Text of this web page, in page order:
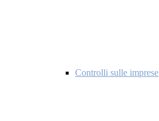
Controlli sulle imprese